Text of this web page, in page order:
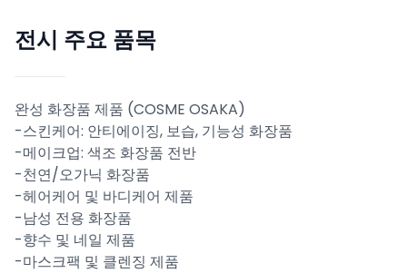
전시 주요 품목
완성 화장품 제품 (COSME OSAKA)
-스킨케어: 안티에이징, 보습, 기능성 화장품
​-메이크업: 색조 화장품 전반
​-천연/오가닉 화장품
​-헤어케어 및 바디케어 제품
​-남성 전용 화장품
​-향수 및 네일 제품
​-마스크팩 및 클렌징 제품